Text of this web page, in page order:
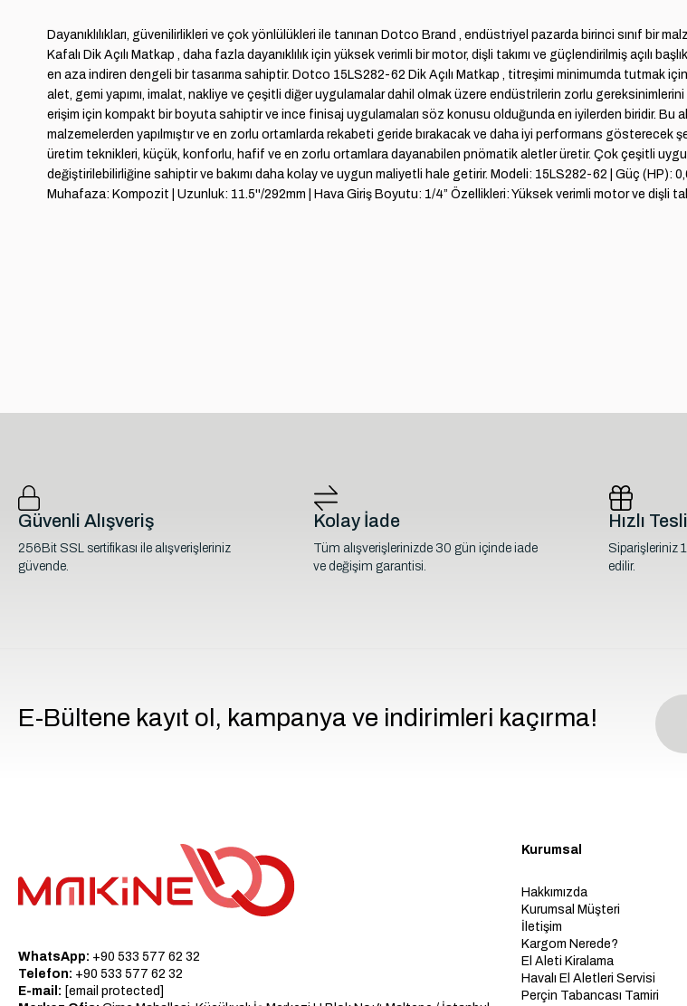
Dayanıklılıkları, güvenilirlikleri ve çok yönlülükleri ile tanınan Dotco Brand , endüstriyel pazarda birinci sınıf bir
Kafalı Dik Açılı Matkap , daha fazla dayanıklılık için yüksek verimli bir motor, dişli takımı ve güçlendirilmiş açılı
en aza indiren dengeli bir tasarıma sahiptir. Dotco 15LS282-62 Dik Açılı Matkap , titreşimi minimumda tutmak
alet, gemi yapımı, imalat, nakliye ve çeşitli diğer uygulamalar dahil olmak üzere endüstrilerin zorlu
erişim için kompakt bir boyuta sahiptir ve ince finisaj uygulamaları söz konusu olduğunda en iyilerden biridir. Bu
malzemelerden yapılmıştır ve en zorlu ortamlarda rekabeti geride bırakacak ve daha iyi performans
üretim teknikleri, küçük, konforlu, hafif ve en zorlu ortamlara dayanabilen pnömatik aletler üretir. Çok çeşitli
değiştirilebilirliğine sahiptir ve bakımı daha kolay ve uygun maliyetli hale getirir. Modeli: 15LS282-62 | Güç (HP):
Muhafaza: Kompozit | Uzunluk: 11.5''/292mm | Hava Giriş Boyutu: 1/4” Özellikleri: Yüksek verimli motor ve dişli
Güvenli Alışveriş
256Bit SSL sertifikası ile alışverişleriniz
güvende.
Kolay İade
Tüm alışverişlerinizde 30 gün içinde iade
ve değişim garantisi.
Hızlı
Siparişleriniz
edilir.
E-Bültene kayıt ol, kampanya ve indirimleri kaçırma!
WhatsApp: +90 533 577 62 32
Telefon: +90 533 577 62 32
E-mail: [email protected]
Kurumsal
Hakkımızda
Kurumsal Müşteri
İletişim
Kargom Nerede?
El Aleti Kiralama
Havalı El Aletleri Servisi
Perçin Tabancası Tamiri